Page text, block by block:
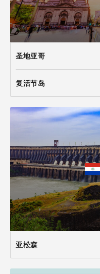
圣地亚哥
复活节岛
亚松森